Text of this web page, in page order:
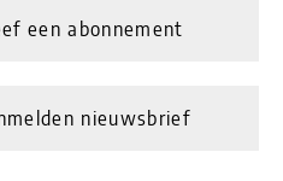
een abonnement
nieuwsbrief